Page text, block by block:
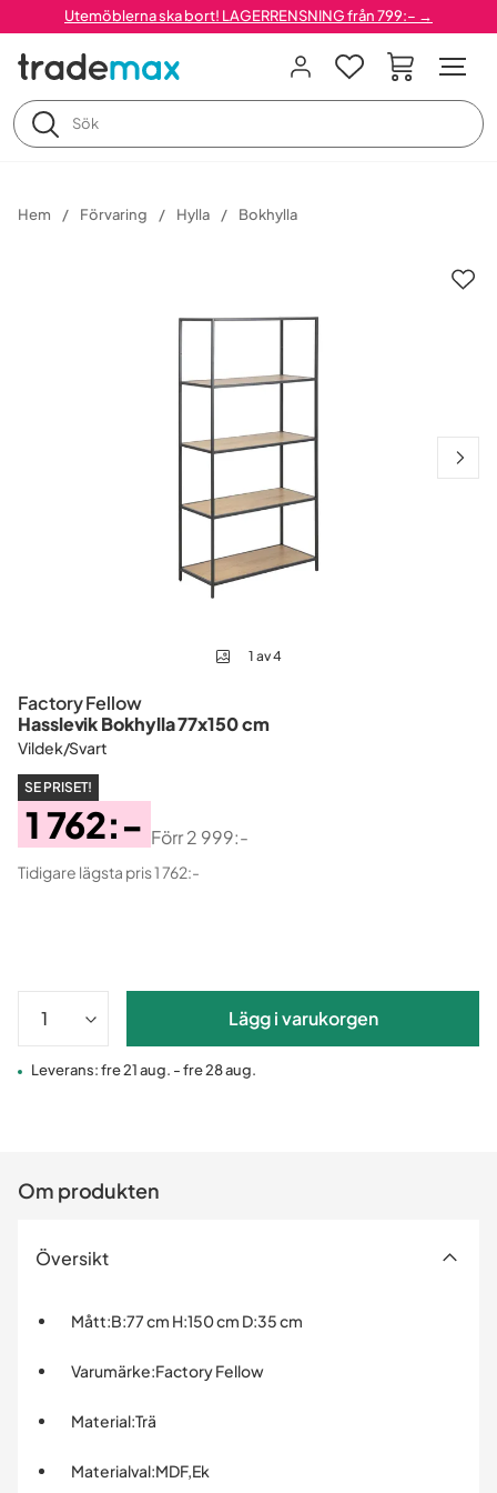
Utemöblerna ska bort! LAGERRENSNING från 799:– →
Hem Förvaring Hylla Bokhylla
1 av 4
Factory Fellow
Hasslevik Bokhylla 77x150 cm
Vildek/Svart
SE PRISET!
Pris
1 762:-
Original
Förr2 999:-
Tidigare lägsta pris 1 762:-
Lägg i varukorgen
Leverans: fre 21 aug. - fre 28 aug.
Om produkten
Översikt
Mått:B:77 cm H:150 cm D:35 cm
Varumärke:Factory Fellow
Material:Trä
Materialval:MDF,Ek